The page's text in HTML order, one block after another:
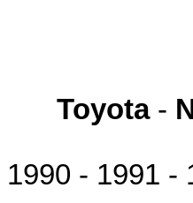
Toyota-
1990 - 1991 -